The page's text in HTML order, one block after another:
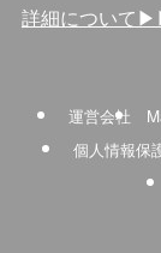
詳細について
運営会社
個人情報保